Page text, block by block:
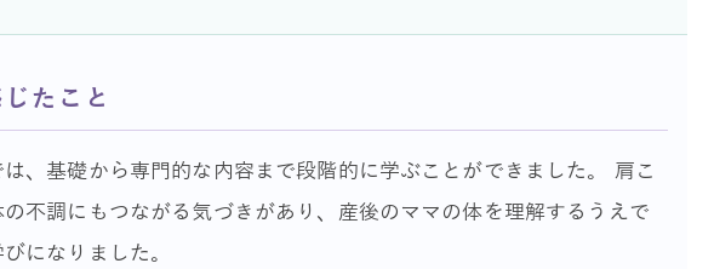
たこと
、基礎から専門的な内容まで段階的に学ぶことができました。 肩こ
不調にもつながる気づきがあり、産後のママの体を理解するうえで
になりました。